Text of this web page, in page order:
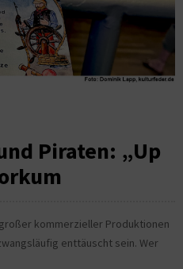
Piraten: „Up
kommerzieller Produktionen
enttäuscht sein. Wer